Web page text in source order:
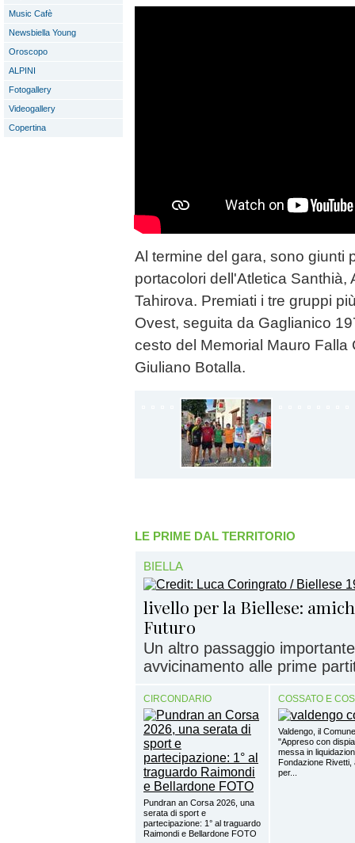
Music Cafè
Newsbiella Young
Oroscopo
ALPINI
Fotogallery
Videogallery
Copertina
Al termine del gara, sono giunti
portacolori dell'Atletica Santhià,
Tahirova. Premiati i tre gruppi
Ovest, seguita da Gaglianico
cesto del Memorial Mauro
Giuliano Botalla.
LE PRIME DAL TERRITORIO
BIELLA
livello per la Biellese:
Futuro
Un altro passaggio
avvicinamento alle prime
CIRCONDARIO
Pundran an Corsa 2026, una
serata di sport e
partecipazione: 1° al traguardo
Raimondi e Bellardone FOTO
COSSATO E
Valdengo, il
"Appreso con
messa in
Fondazione Rivetti,
per...